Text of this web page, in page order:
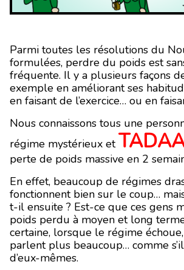
Parmi toutes les résolutions du
formulées, perdre du poids est
fréquente. Il y a plusieurs façons
exemple en améliorant ses
en faisant de l’exercice… ou en
Nous connaissons tous une
régime mystérieux et
perte de poids massive en 2
En effet, beaucoup de régimes
fonctionnent bien sur le coup…
t-il ensuite ? Est-ce que ces gens
poids perdu à moyen et long
certaine, lorsque le régime échoue,
parlent plus beaucoup… comme
d’eux-mêmes.